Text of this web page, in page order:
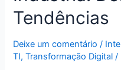
Tendências
Deixe um comentário /
TI,Transformação Digital /